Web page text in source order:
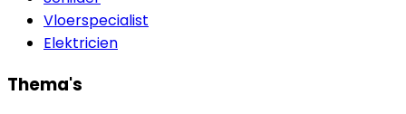
Vloerspecialist
Elektricien
Thema's